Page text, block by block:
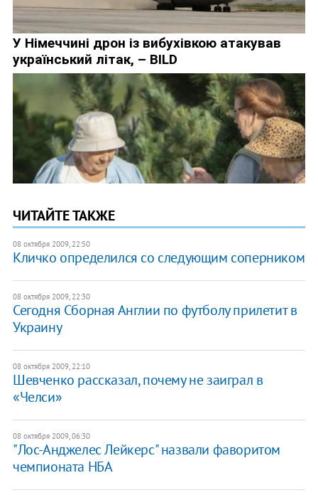
ЧИТАЙТЕ ТАКЖЕ
08 октября 2009, 22:50
Кличко определился со следующим соперником
08 октября 2009, 22:30
Сегодня Сборная Англии по футболу прилетит в
Украину
08 октября 2009, 22:10
Шевченко рассказал, почему не заиграл в
«Челси»
08 октября 2009, 06:30
"Лос-Анджелес Лейкерс" назвали фаворитом
чемпионата НБА